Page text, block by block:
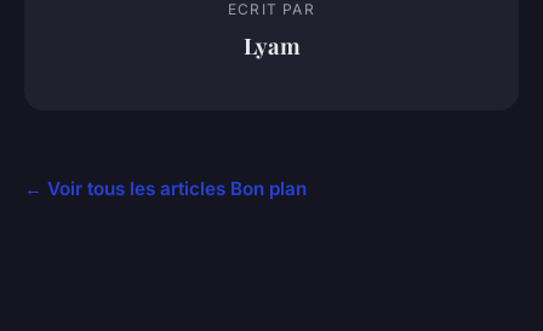
ECRIT PAR
Lyam
← Voir tous les articles Bon plan